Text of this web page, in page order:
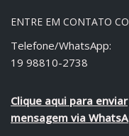
ENTRE EM CONTATO
Telefone/WhatsApp:
19 98810-2738
Clique aqui para enviar
mensagem via